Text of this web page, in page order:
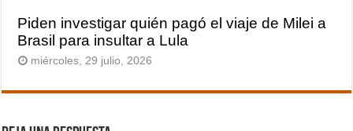
Piden investigar quién pagó el viaje de Milei a
Brasil para insultar a Lula
miércoles, 29 julio, 2026